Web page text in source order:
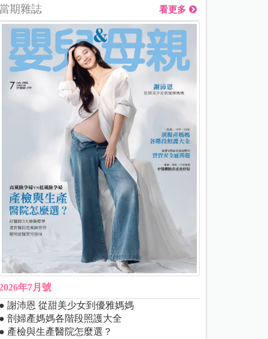
期雜誌 看更多
年7月號
謝沛恩 從甜美少女到優雅媽媽
剖婦產媽媽各階段照護大全
產檢與生產醫院怎麼選？